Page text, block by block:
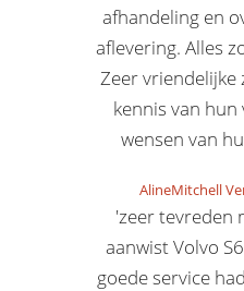
afhandeling en
aflevering. Alles
Zeer vriendelijke
kennis van hun
wensen van
AlineMitchell
'zeer tevreden
aanwist Volvo
goede service